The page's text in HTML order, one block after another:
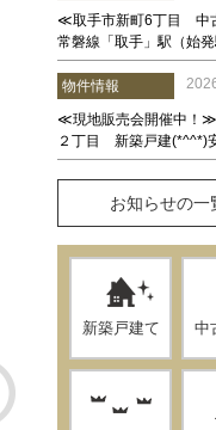
お知らせの一
新築戸建て 中